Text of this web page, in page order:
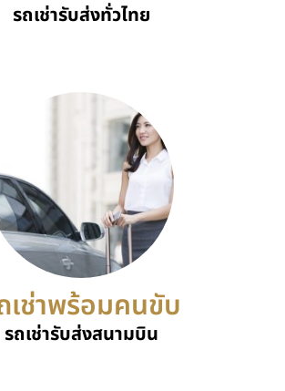
รถเช่ารับส่งทั่วไทย
เช่าพร้อมคนขับ
รถเช่ารับส่งสนามบิน